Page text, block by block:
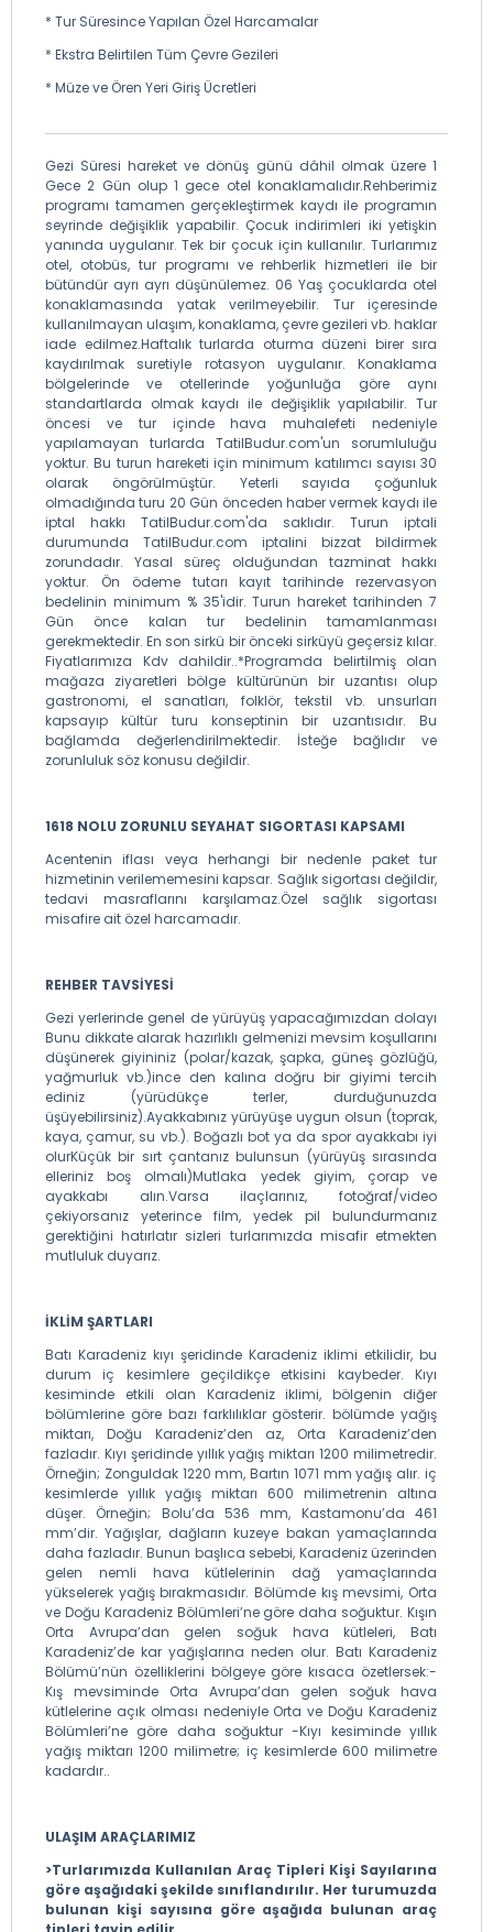
Akşam Yemeği: Otelde Alınacak Olup, Tur Ücretine
Gerçekleştirilecektir. Bolu Standart Şehir Otelleri - Düzce
Hendek Standart Şehir Otelleri
Mola Tesisleri: Düzce Tursan Tesisleri
Rota: İstanbul – Göynük (230 km) Göynük – Sünnet Göl
(28 km) Sünnet Göl – Mudurnu (30 km) Mudurnu- Abant
(18 km) Abant- Otel (35 km)
Toplam Kat Edilecek Mesafe: 350 Km
Otele Giriş Saati: 18.30
* Tur Süresince Yapılan Özel Harcamalar
* Ekstra Belirtilen Tüm Çevre Gezileri
* Müze ve Ören Yeri Giriş Ücretleri
Gezi Süresi hareket ve dönüş günü dâhil olmak üzere 1
Gece 2 Gün olup 1 gece otel konaklamalıdır.Rehberimiz
programı tamamen gerçekleştirmek kaydı ile programın
seyrinde değişiklik yapabilir. Çocuk indirimleri iki yetişkin
yanında uygulanır. Tek bir çocuk için kullanılır. Turlarımız
otel, otobüs, tur programı ve rehberlik hizmetleri ile bir
bütündür ayrı ayrı düşünülemez. 06 Yaş çocuklarda otel
konaklamasında yatak verilmeyebilir. Tur içeresinde
kullanılmayan ulaşım, konaklama, çevre gezileri vb. haklar
iade edilmez.Haftalık turlarda oturma düzeni birer sıra
kaydırılmak suretiyle rotasyon uygulanır. Konaklama
bölgelerinde ve otellerinde yoğunluğa göre aynı
standartlarda olmak kaydı ile değişiklik yapılabilir. Tur
öncesi ve tur içinde hava muhalefeti nedeniyle
yapılamayan turlarda TatilBudur.com'un sorumluluğu
yoktur. Bu turun hareketi için minimum katılımcı sayısı 30
olarak öngörülmüştür. Yeterli sayıda çoğunluk
olmadığında turu 20 Gün önceden haber vermek kaydı ile
iptal hakkı TatilBudur.com'da saklıdır. Turun iptali
durumunda TatilBudur.com iptalini bizzat bildirmek
zorundadır. Yasal süreç olduğundan tazminat hakkı
yoktur. Ön ödeme tutarı kayıt tarihinde rezervasyon
bedelinin minimum % 35'idir. Turun hareket tarihinden 7
Gün önce kalan tur bedelinin tamamlanması
gerekmektedir. En son sirkü bir önceki sirküyü geçersiz kılar.
Fiyatlarımıza Kdv dahildir..*Programda belirtilmiş olan
mağaza ziyaretleri bölge kültürünün bir uzantısı olup
gastronomi, el sanatları, folklör, tekstil vb. unsurları
kapsayıp kültür turu konseptinin bir uzantısıdır. Bu
bağlamda değerlendirilmektedir. İsteğe bağlıdır ve
zorunluluk söz konusu değildir.
1618 NOLU ZORUNLU SEYAHAT SIGORTASI KAPSAMI
Acentenin iflası veya herhangi bir nedenle paket tur
hizmetinin verilememesini kapsar. Sağlık sigortası değildir,
tedavi masraflarını karşılamaz.Özel sağlık sigortası
misafire ait özel harcamadır.
REHBER TAVSİYESİ
Gezi yerlerinde genel de yürüyüş yapacağımızdan dolayı
Bunu dikkate alarak hazırlıklı gelmenizi mevsim koşullarını
düşünerek giyininiz (polar/kazak, şapka, güneş gözlüğü,
yağmurluk vb.)ince den kalına doğru bir giyimi tercih
ediniz (yürüdükçe terler, durduğunuzda
üşüyebilirsiniz).Ayakkabınız yürüyüşe uygun olsun (toprak,
kaya, çamur, su vb.). Boğazlı bot ya da spor ayakkabı iyi
olurKüçük bir sırt çantanız bulunsun (yürüyüş sırasında
elleriniz boş olmalı)Mutlaka yedek giyim, çorap ve
ayakkabı alın.Varsa ilaçlarınız, fotoğraf/video
çekiyorsanız yeterince film, yedek pil bulundurmanız
gerektiğini hatırlatır sizleri turlarımızda misafir etmekten
mutluluk duyarız.
İKLİM ŞARTLARI
Batı Karadeniz kıyı şeridinde Karadeniz iklimi etkilidir, bu
durum iç kesimlere geçildikçe etkisini kaybeder. Kıyı
kesiminde etkili olan Karadeniz iklimi, bölgenin diğer
bölümlerine göre bazı farklılıklar gösterir. bölümde yağış
miktarı, Doğu Karadeniz’den az, Orta Karadeniz’den
fazladır. Kıyı şeridinde yıllık yağış miktarı 1200 milimetredir.
Örneğin; Zonguldak 1220 mm, Bartın 1071 mm yağış alır. iç
kesimlerde yıllık yağış miktarı 600 milimetrenin altına
düşer. Örneğin; Bolu’da 536 mm, Kastamonu’da 461
mm’dir. Yağışlar, dağların kuzeye bakan yamaçlarında
daha fazladır. Bunun başlıca sebebi, Karadeniz üzerinden
gelen nemli hava kütlelerinin dağ yamaçlarında
yükselerek yağış bırakmasıdır. Bölümde kış mevsimi, Orta
ve Doğu Karadeniz Bölümleri’ne göre daha soğuktur. Kışın
Orta Avrupa’dan gelen soğuk hava kütleleri, Batı
Karadeniz’de kar yağışlarına neden olur. Batı Karadeniz
Bölümü’nün özelliklerini bölgeye göre kısaca özetlersek:-
Kış mevsiminde Orta Avrupa’dan gelen soğuk hava
kütlelerine açık olması nedeniyle Orta ve Doğu Karadeniz
Bölümleri’ne göre daha soğuktur -Kıyı kesiminde yıllık
yağış miktarı 1200 milimetre; iç kesimlerde 600 milimetre
kadardır..
ULAŞIM ARAÇLARIMIZ
>Turlarımızda Kullanılan Araç Tipleri Kişi Sayılarına
göre aşağıdaki şekilde sınıflandırılır. Her turumuzda
bulunan kişi sayısına göre aşağıda bulunan araç